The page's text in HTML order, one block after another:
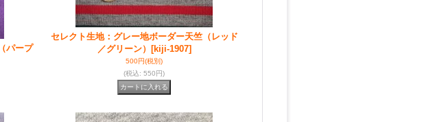
パープ
セレクト生地：グレー地ボーダー天竺（レッド
／グリーン）
[kiji-1907]
500円(税別)
(税込: 550円)